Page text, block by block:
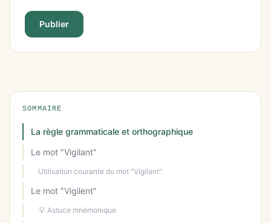
Publier
SOMMAIRE
La règle grammaticale et orthographique
Le mot "Vigilant"
Utilisation courante du mot "Vigilant"
Le mot "Vigilent"
💡 Astuce mnémonique